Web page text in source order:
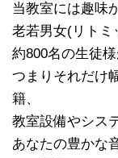
当教室には趣味
老若男女(リトミ
約800名の生徒
つまりそれだけ
籍、
教室設備やシス
あなたの豊かな